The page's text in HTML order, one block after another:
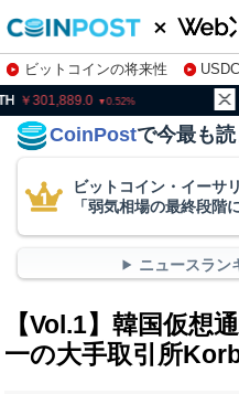
ビットコインの将来性
株特集・関連銘柄
0.52 XRP
CoinPostで今最も
ビットコイン・イーサ
「弱気相場の最終段階
ニュースラン
【Vol.1】韓国仮想
一の大手取引所